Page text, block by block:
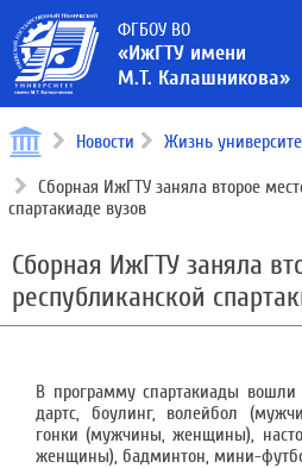
ФГБОУ ВО
«ИжГТУ имени
М.Т. Калашникова»
Новости Жизнь
Сборная ИжГТУ заняла второе
спартакиаде вузов
Сборная ИжГТУ заняла
республиканской
В программу спартакиады
дартс, боулинг, волейбол
гонки (мужчины, женщины),
женщины), бадминтон, мини-